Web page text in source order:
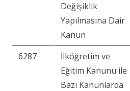
Değişiklik
Yapılmasına Dair
Kanun
6287
İlköğretim ve
Eğitim Kanunu ile
Bazı Kanunlarda